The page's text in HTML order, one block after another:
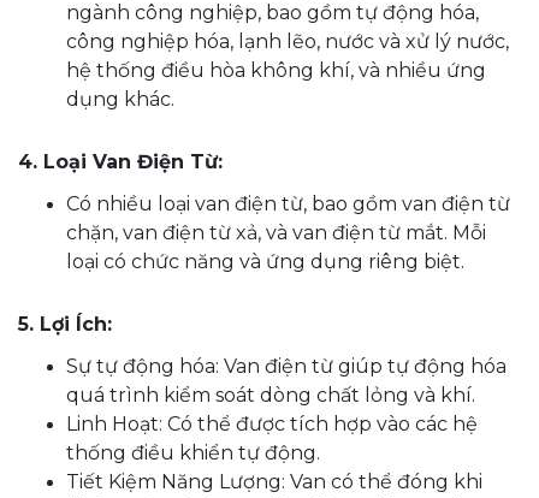
ngành công nghiệp, bao gồm tự động hóa,
công nghiệp hóa, lạnh lẽo, nước và xử lý nước,
hệ thống điều hòa không khí, và nhiều ứng
dụng khác.
4. Loại Van Điện Từ:
Có nhiều loại van điện từ, bao gồm van điện từ
chặn, van điện từ xả, và van điện từ mắt. Mỗi
loại có chức năng và ứng dụng riêng biệt.
5. Lợi Ích:
Sự tự động hóa: Van điện từ giúp tự động hóa
quá trình kiểm soát dòng chất lỏng và khí.
Linh Hoạt: Có thể được tích hợp vào các hệ
thống điều khiển tự động.
Tiết Kiệm Năng Lượng: Van có thể đóng khi